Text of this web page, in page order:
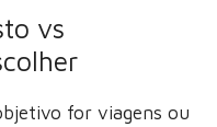
vs
for viagens ou